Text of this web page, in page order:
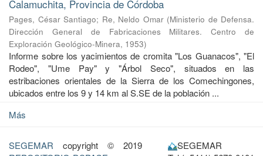
Calamuchita, Provincia de Córdoba
Pages, César Santiago; Re, Neldo Omar (Ministerio de Defensa.
Dirección General de Fabricaciones Militares. Centro de
Exploración Geológico-Minera, 1953)
Informe sobre los yacimientos de cromita "Los Guanacos", "El
Rodeo", "Ume Pay" y "Árbol Seco", situados en las
estribaciones orientales de la Sierra de los Comechingones,
ubicados entre los 9 y 14 km al S.SE de la población ...
Más
SEGEMAR copyright © 2019
SEGEMAR